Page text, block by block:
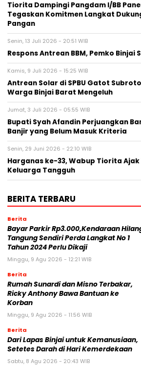
Tiorita Dampingi Pangdam I/BB
Tegaskan Komitmen Langkat
Pangan
Senin, 13 Juli 2026 - 20:51 WIB
Respons Antrean BBM, Pemko Binjai
Kamis, 9 Juli 2026 - 15:25 WIB
Antrean Solar di SPBU Gatot
Warga Binjai Barat Mengeluh
Jumat, 3 Juli 2026 - 05:55 WIB
Bupati Syah Afandin Perjuangkan
Banjir yang Belum Masuk Kriteria
Senin, 29 Juni 2026 - 22:10 WIB
Harganas ke-33, Wabup Tiorita
Keluarga Tangguh
BERITA TERBARU
Berita
Bayar Parkir Rp3.000,Kendaraan
Tangung Sendiri Perda Langkat No 1
Tahun 2024 Perlu Dikaji
Minggu, 9 Agu 2026 - 12:21 WIB
Berita
Rumah Sunardi dan Misno Terbakar,
Ricky Anthony Bawa Bantuan ke
Korban
Minggu, 9 Agu 2026 - 11:56 WIB
Berita
Dari Lapas Binjai untuk Kemanusiaan,
Setetes Darah di Hari Kemerdekaan
Sabtu, 8 Agu 2026 - 20:43 WIB